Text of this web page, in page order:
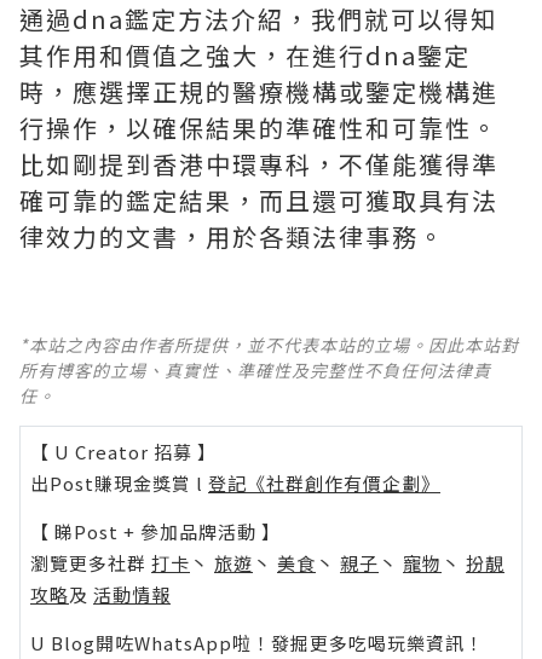
通過dna鑑定方法介紹，我們就可以得知
其作用和價值之強大，在進行dna鑒定
時，應選擇正規的醫療機構或鑒定機構進
行操作，以確保結果的準確性和可靠性。
比如剛提到香港中環專科，不僅能獲得準
確可靠的鑑定結果，而且還可獲取具有法
律效力的文書，用於各類法律事務。
*本站之內容由作者所提供，並不代表本站的立場。因此本站對
所有博客的立場、真實性、準確性及完整性不負任何法律責
任。
【 U Creator 招募 】
出Post賺現金獎賞 l 登記《社群創作有價企劃》
【 睇Post + 參加品牌活動 】
瀏覽更多社群 打卡 丶 旅遊 丶 美食 丶 親子 丶 寵物 丶 扮靚
攻略及 活動情報
U Blog開咗WhatsApp啦！發掘更多吃喝玩樂資訊！